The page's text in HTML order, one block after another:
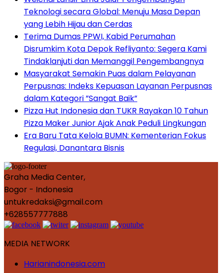
Teknologi secara Global: Menuju Masa Depan
yang Lebih Hijau dan Cerdas
Terima Dumas PPWI, Kabid Perumahan
Disrumkim Kota Depok Refliyanto: Segera Kami
Tindaklanjuti dan Memanggil Pengembangnya
Masyarakat Semakin Puas dalam Pelayanan
Perpusnas: Indeks Kepuasan Layanan Perpusnas
dalam Kategori ”Sangat Baik”
Pizza Hut Indonesia dan TUKR Rayakan 10 Tahun
Pizza Maker Junior Ajak Anak Peduli Lingkungan
Era Baru Tata Kelola BUMN: Kementerian Fokus
Regulasi, Danantara Bisnis
Graha Media Center,
Bogor - Indonesia
untukredaksi@gmail.com
+628557777888
MEDIA NETWORK
Harianindonesia.com